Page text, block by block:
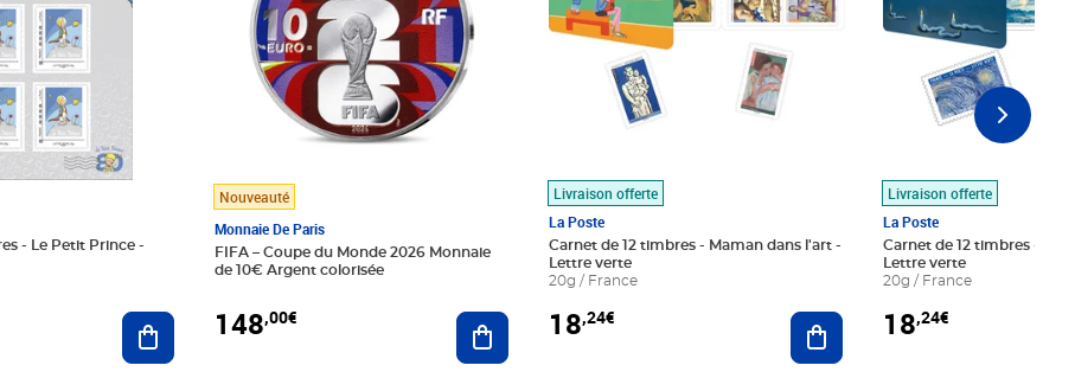
- Le Petit Prince -
Ajouter au panier
Nouveauté
Monnaie De Paris
FIFA – Coupe du Monde 2026 Monnaie
de 10€ Argent colorisée
148,00€ Ajouter au panier
Livraison offerte
La Poste
Carnet de 12 timbres - Maman dans l'art -
Lettre verte
20g / France
18,24€ Ajouter au panier
Livraison offerte
La Poste
Carnet de 12 timbres - Le
Lettre verte
20g / France
18,24€